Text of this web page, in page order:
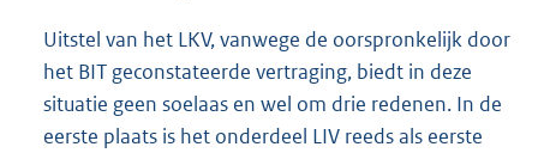
Uitstel van het LKV, vanwege de oorspronkelijk door
het BIT geconstateerde vertraging, biedt in deze
situatie geen soelaas en wel om drie redenen. In de
eerste plaats is het onderdeel LIV reeds als eerste